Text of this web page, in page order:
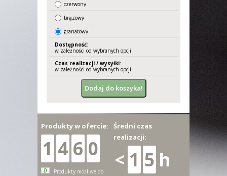
czerwony
brązowy
granatowy
Dostępność:
w zależności od wybranych opcji
Czas realizacji / wysyłki:
w zależności od wybranych opcji
Produkty w ofercie:
1 4 6 0
D
Produkty możliwe do
Średni czas
realizacji:
< 1 5 h